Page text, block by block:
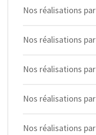
Nos réalisations
Nos réalisations
Nos réalisations
Nos réalisations
Nos réalisations